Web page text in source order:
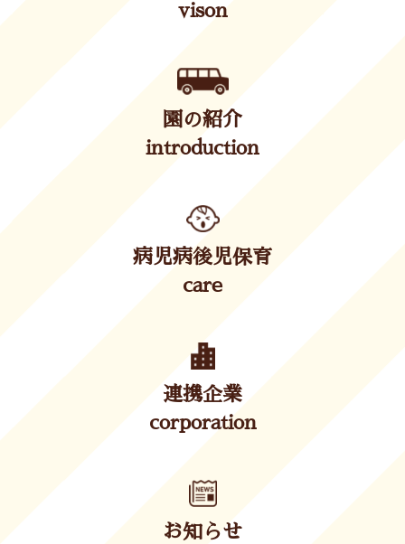
vison
園の紹介
introduction
病児病後児保育
care
連携企業
corporation
お知らせ